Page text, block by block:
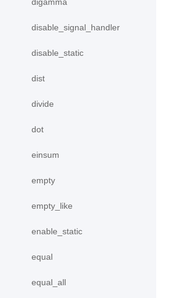
disable_signal_handler
disable_static
dist
divide
dot
einsum
empty
empty_like
enable_static
equal
equal_all